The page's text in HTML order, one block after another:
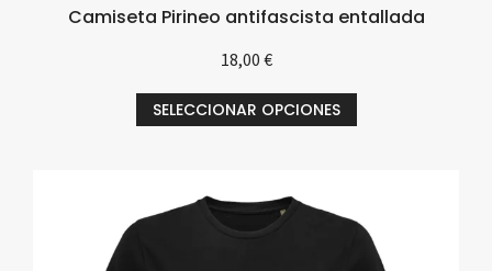
Camiseta Pirineo antifascista entallada
18,00 €
SELECCIONAR OPCIONES